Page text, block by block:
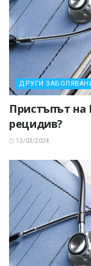
ДРУГИ
Пристъпът
рецидив?
13/03/2024